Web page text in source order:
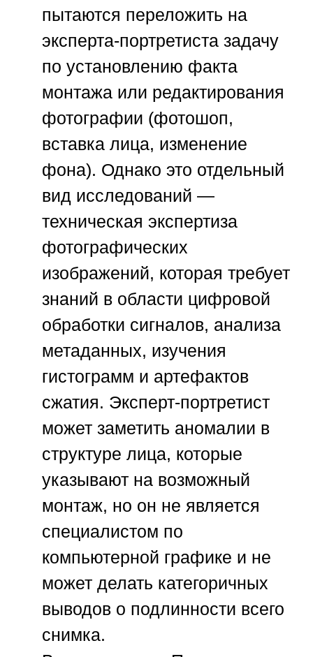
пытаются переложить на
эксперта-портретиста задачу
по установлению факта
монтажа или редактирования
фотографии (фотошоп,
вставка лица, изменение
фона). Однако это отдельный
вид исследований —
техническая экспертиза
фотографических
изображений, которая требует
знаний в области цифровой
обработки сигналов, анализа
метаданных, изучения
гистограмм и артефактов
сжатия. Эксперт-портретист
может заметить аномалии в
структуре лица, которые
указывают на возможный
монтаж, но он не является
специалистом по
компьютерной графике и не
может делать категоричных
выводов о подлинности всего
снимка.